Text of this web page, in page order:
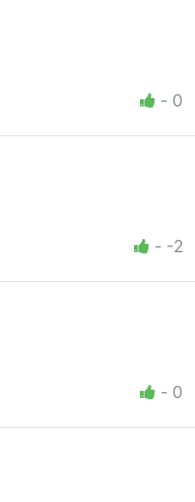
- 0
- -2
- 0